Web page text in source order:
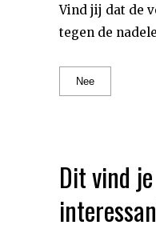
Vind jij dat de
tegen de
Nee
Dit vind